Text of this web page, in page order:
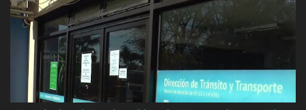
Pública de OPP, así como aportes del Gobierno de Canelones y del
Ministerio de Transporte y Obras Públicas. La nueva
infraestructura deportiva consiste en una plataforma de 35 m por
20 m con banco de hormigón sobre sus laterales. Su destino será
polifuncional, permitiendo la práctica de patín, hockey, gimnasia y
la realización de eventos culturales. Próximo a la pista, se
instalaron juegos infantiles y equipamiento urbano (bancos de